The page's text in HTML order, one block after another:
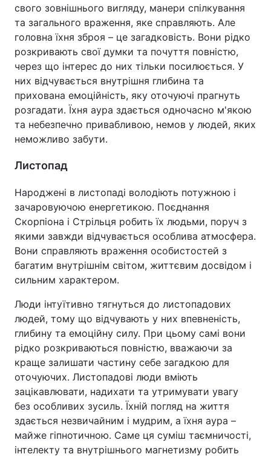
свого зовнішнього вигляду, манери спілкування
та загального враження, яке справляють. Але
головна їхня зброя – це загадковість. Вони рідко
розкривають свої думки та почуття повністю,
через що інтерес до них тільки посилюється. У
них відчувається внутрішня глибина та
прихована емоційність, яку оточуючі прагнуть
розгадати. Їхня аура здається одночасно м'якою
та небезпечно привабливою, немов у людей, яких
неможливо забути.
Листопад
Народжені в листопаді володіють потужною і
зачаровуючою енергетикою. Поєднання
Скорпіона і Стрільця робить їх людьми, поруч з
якими завжди відчувається особлива атмосфера.
Вони справляють враження особистостей з
багатим внутрішнім світом, життєвим досвідом і
сильним характером.
Люди інтуїтивно тягнуться до листопадових
людей, тому що відчувають у них впевненість,
глибину та емоційну силу. При цьому самі вони
рідко розкриваються повністю, вважаючи за
краще залишати частину себе загадкою для
оточуючих. Листопадові люди вміють
зацікавлювати, надихати та утримувати увагу
без особливих зусиль. Їхній погляд на життя
здається незвичайним і мудрим, а їхня аура –
майже гіпнотичною. Саме ця суміш таємничості,
інтелекту та внутрішнього магнетизму робить